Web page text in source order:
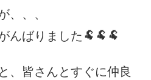
、、、
んばりました🐏🐏🐏
、皆さんとすぐに仲良